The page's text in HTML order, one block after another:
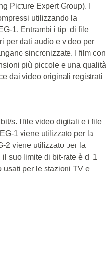
Picture Expert Group). I
utilizzando la
1. Entrambi i tipi di file
per dati audio e video per
sincronizzate. I film con
più piccole e una qualità
dai video originali registrati
s. I file video digitali e i file
1 viene utilizzato per la
2 viene utilizzato per la
suo limite di bit-rate è di 1
usati per le stazioni TV e